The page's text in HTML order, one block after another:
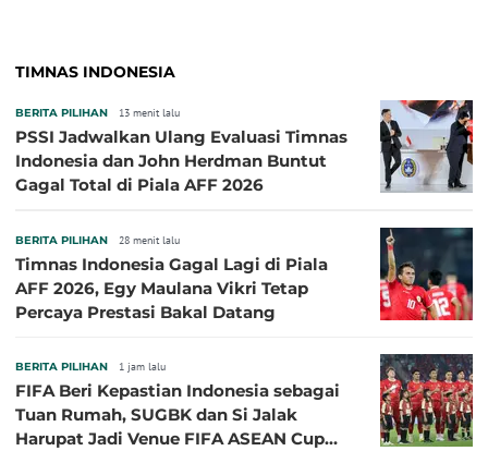
TIMNAS INDONESIA
BERITA PILIHAN 13 menit lalu
PSSI Jadwalkan Ulang Evaluasi Timnas
Indonesia dan John Herdman Buntut
Gagal Total di Piala AFF 2026
BERITA PILIHAN 28 menit lalu
Timnas Indonesia Gagal Lagi di Piala
AFF 2026, Egy Maulana Vikri Tetap
Percaya Prestasi Bakal Datang
BERITA PILIHAN 1 jam lalu
FIFA Beri Kepastian Indonesia sebagai
Tuan Rumah, SUGBK dan Si Jalak
Harupat Jadi Venue FIFA ASEAN Cup